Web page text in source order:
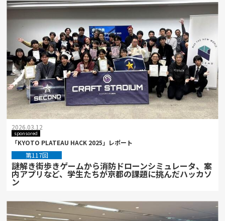
2026.03.12
sponsored
「KYOTO PLATEAU HACK 2025」レポート
第117回
謎解き街歩きゲームから消防ドローンシミュレータ、案
内アプリなど、学生たちが京都の課題に挑んだハッカソ
ン